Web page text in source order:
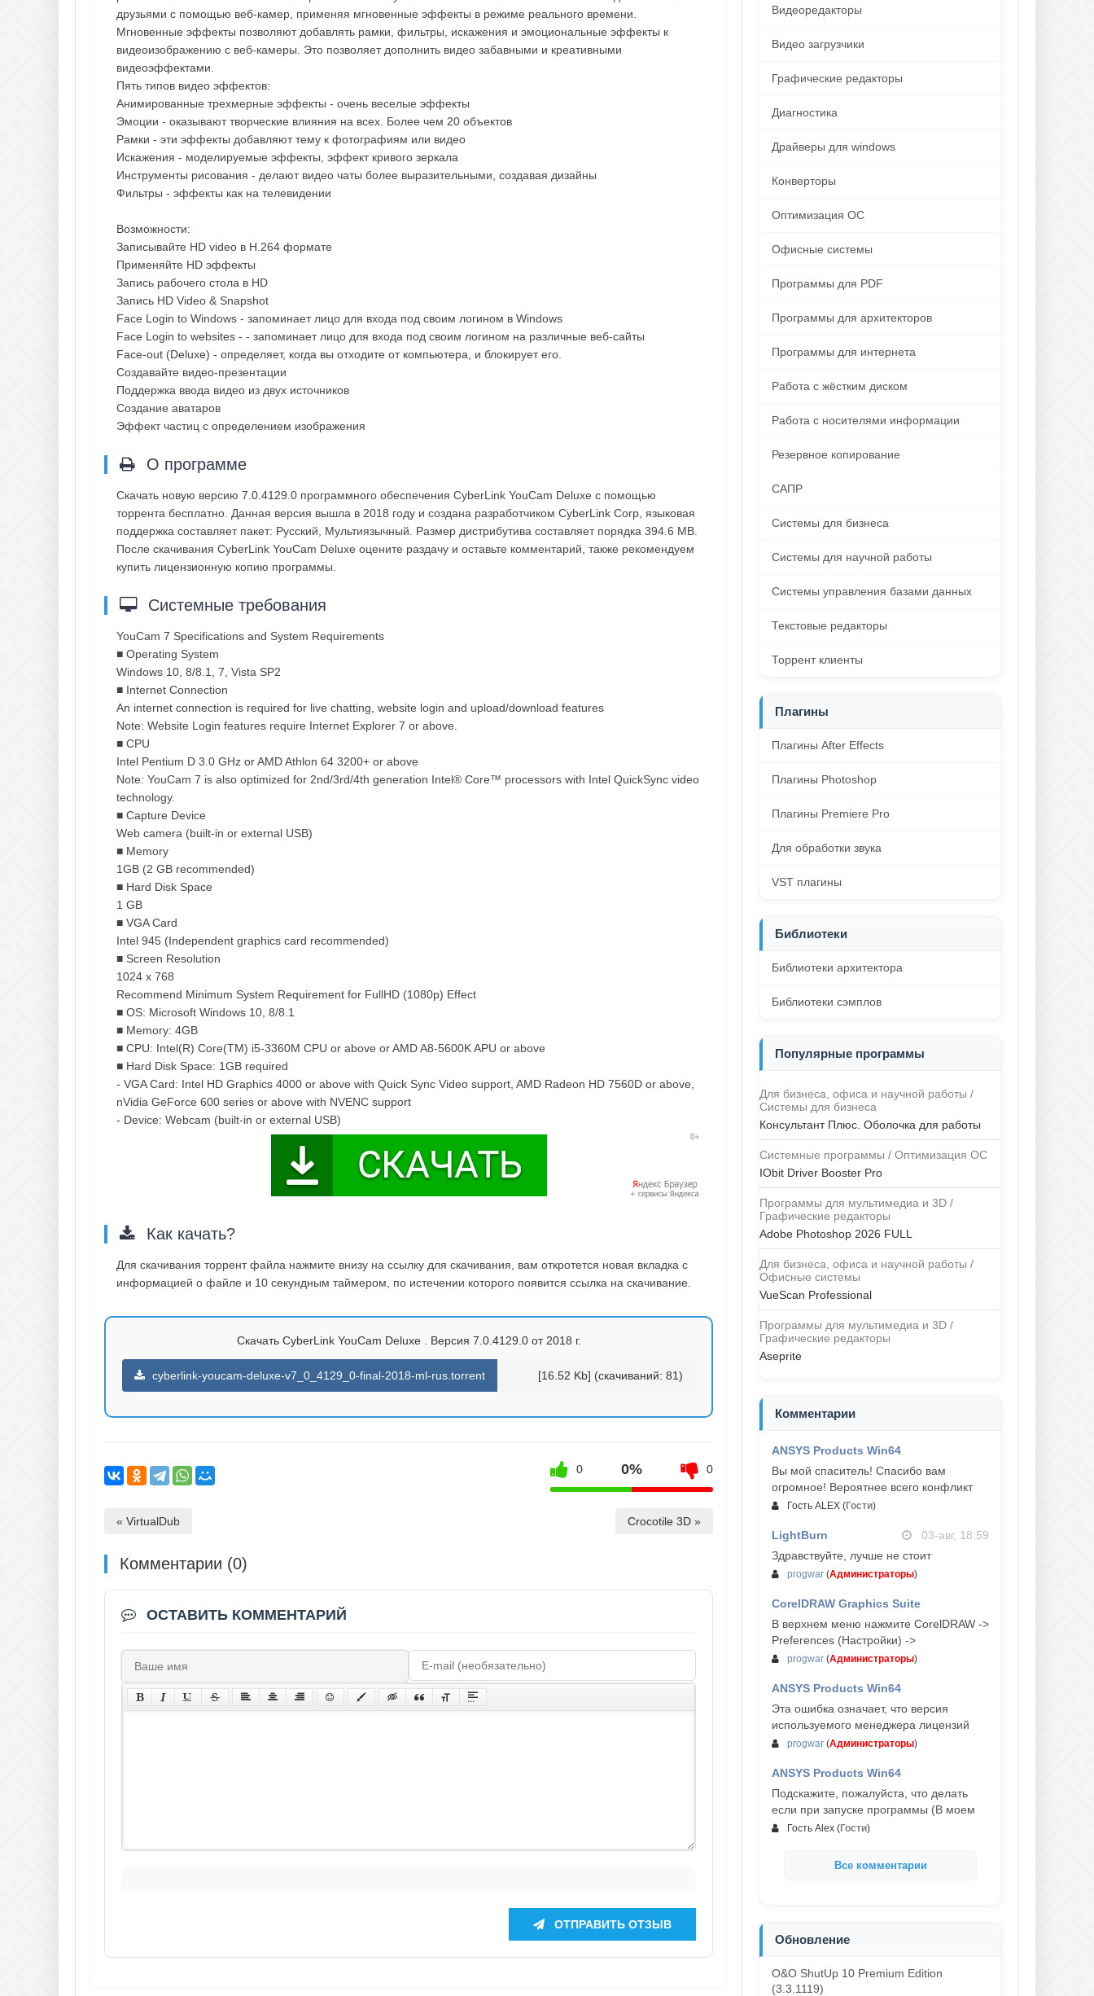
друзьями с помощью веб-камер, применяя мгновенные эффекты в режиме реального времени.
Мгновенные эффекты позволяют добавлять рамки, фильтры, искажения и эмоциональные эффекты к
видеоизображению с веб-камеры. Это позволяет дополнить видео забавными и креативными
видеоэффектами.
Пять типов видео эффектов:
Анимированные трехмерные эффекты - очень веселые эффекты
Эмоции - оказывают творческие влияния на всех. Более чем 20 объектов
Рамки - эти эффекты добавляют тему к фотографиям или видео
Искажения - моделируемые эффекты, эффект кривого зеркала
Инструменты рисования - делают видео чаты более выразительными, создавая дизайны
Фильтры - эффекты как на телевидении
Возможности:
Записывайте HD video в H.264 формате
Применяйте HD эффекты
Запись рабочего стола в HD
Запись HD Video & Snapshot
Face Login to Windows - запоминает лицо для входа под своим логином в Windows
Face Login to websites - - запоминает лицо для входа под своим логином на различные веб-сайты
Face-out (Deluxe) - определяет, когда вы отходите от компьютера, и блокирует его.
Создавайте видео-презентации
Поддержка ввода видео из двух источников
Создание аватаров
Эффект частиц с определением изображения
О программе
Скачать новую версию 7.0.4129.0 программного обеспечения CyberLink YouCam Deluxe с помощью
торрента бесплатно. Данная версия вышла в 2018 году и создана разработчиком CyberLink Corp, языковая
поддержка составляет пакет: Русский, Мультиязычный. Размер дистрибутива составляет порядка 394.6 MB.
После скачивания CyberLink YouCam Deluxe оцените раздачу и оставьте комментарий, также рекомендуем
купить лицензионную копию программы.
Системные требования
YouCam 7 Specifications and System Requirements
■ Operating System
Windows 10, 8/8.1, 7, Vista SP2
■ Internet Connection
An internet connection is required for live chatting, website login and upload/download features
Note: Website Login features require Internet Explorer 7 or above.
■ CPU
Intel Pentium D 3.0 GHz or AMD Athlon 64 3200+ or above
Note: YouCam 7 is also optimized for 2nd/3rd/4th generation Intel® Core™ processors with Intel QuickSync video
technology.
■ Capture Device
Web camera (built-in or external USB)
■ Memory
1GB (2 GB recommended)
■ Hard Disk Space
1 GB
■ VGA Card
Intel 945 (Independent graphics card recommended)
■ Screen Resolution
1024 x 768
Recommend Minimum System Requirement for FullHD (1080p) Effect
■ OS: Microsoft Windows 10, 8/8.1
■ Memory: 4GB
■ CPU: Intel(R) Core(TM) i5-3360M CPU or above or AMD A8-5600K APU or above
■ Hard Disk Space: 1GB required
- VGA Card: Intel HD Graphics 4000 or above with Quick Sync Video support, AMD Radeon HD 7560D or above,
nVidia GeForce 600 series or above with NVENC support
- Device: Webcam (built-in or external USB)
Как качать?
Для скачивания торрент файла нажмите внизу на ссылку для скачивания, вам откротется новая вкладка с
информацией о файле и 10 секундным таймером, по истечении которого появится ссылка на скачивание.
Скачать CyberLink YouCam Deluxe . Версия 7.0.4129.0 от 2018 г.
cyberlink-youcam-deluxe-v7_0_4129_0-final-2018-ml-rus.torrent [16.52 Kb] (cкачиваний: 81)
0 0% 0
« VirtualDub Crocotile 3D »
Комментарии (0)
ОСТАВИТЬ КОММЕНТАРИЙ
ОТПРАВИТЬ ОТЗЫВ
Видеоредакторы
Видео загрузчики
Графические редакторы
Диагностика
Драйверы для windows
Конверторы
Оптимизация ОС
Офисные системы
Программы для PDF
Программы для архитекторов
Программы для интернета
Работа с жёстким диском
Работа с носителями информации
Резервное копирование
САПР
Системы для бизнеса
Системы для научной работы
Системы управления базами данных
Текстовые редакторы
Торрент клиенты
Плагины
Плагины After Effects
Плагины Photoshop
Плагины Premiere Pro
Для обработки звука
VST плагины
Библиотеки
Библиотеки архитектора
Библиотеки сэмплов
Популярные программы
Для бизнеса, офиса и научной работы /
Системы для бизнеса
Консультант Плюс. Оболочка для работы
Системные программы / Оптимизация ОС
IObit Driver Booster Pro
Программы для мультимедиа и 3D /
Графические редакторы
Adobe Photoshop 2026 FULL
Для бизнеса, офиса и научной работы /
Офисные системы
VueScan Professional
Программы для мультимедиа и 3D /
Графические редакторы
Aseprite
Комментарии
ANSYS Products Win64
Вы мой спаситель! Спасибо вам
огромное! Вероятнее всего конфликт
Гость ALEX (Гости)
LightBurn
03-авг, 18:59
Здравствуйте, лучше не стоит
progwar (Администраторы)
CorelDRAW Graphics Suite
03-авг, 18:58
В верхнем меню нажмите CorelDRAW ->
Preferences (Настройки) ->
progwar (Администраторы)
ANSYS Products Win64
Эта ошибка означает, что версия
используемого менеджера лицензий
progwar (Администраторы)
ANSYS Products Win64
Подскажите, пожалуйста, что делать
если при запуске программы (В моем
Гость Alex (Гости)
Все комментарии
Обновление
O&O ShutUp 10 Premium Edition
(3.3.1119)